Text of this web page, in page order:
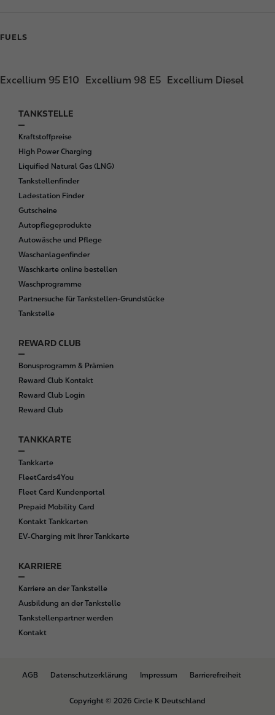
FUELS
Excellium 95 E10 Excellium 98 E5 Excellium Diesel
F
o
o
t
e
r
TANKSTELLE
Kraftstoffpreise
High Power Charging
Liquified Natural Gas (LNG)
Tankstellenfinder
Ladestation Finder
Gutscheine
Autopflegeprodukte
Autowäsche und Pflege
Waschanlagenfinder
Waschkarte online bestellen
Waschprogramme
Partnersuche für Tankstellen-Grundstücke
Tankstelle
REWARD CLUB
Bonusprogramm & Prämien
Reward Club Kontakt
Reward Club Login
Reward Club
TANKKARTE
Tankkarte
FleetCards4You
Fleet Card Kundenportal
Prepaid Mobility Card
Kontakt Tankkarten
EV-Charging mit Ihrer Tankkarte
KARRIERE
Karriere an der Tankstelle
Ausbildung an der Tankstelle
Tankstellenpartner werden
Kontakt
B
AGB Datenschutzerklärung Impressum Barrierefreiheit
Copyright © 2026 Circle K Deutschland